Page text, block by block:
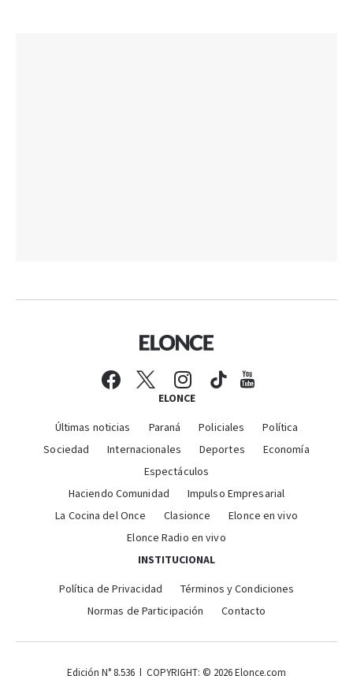
ELONCE
Últimas noticias Paraná Policiales
Política
Sociedad
Internacionales Deportes
Economía
Espectáculos
Haciendo Comunidad
Impulso Empresarial
La Cocina del Once
Clasionce
Elonce en vivo
Elonce Radio en vivo
INSTITUCIONAL
Política de Privacidad
Términos y Condiciones
Normas de Participación
Contacto
Edición N° 8.536 | COPYRIGHT: © 2026 Elonce.com